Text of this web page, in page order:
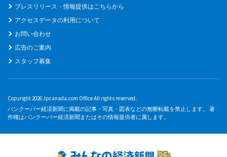
プレスリリース・情報提供はこちらから
アクセスデータの利用について
お問い合わせ
広告のご案内
スタッフ募集
Copyright 2026 Jpcanada.com Office All rights reserved.
バンクーバー経済新聞に掲載の記事・写真・図表などの無断転載を禁止します。 著
作権はバンクーバー経済新聞またはその情報提供者に属します。